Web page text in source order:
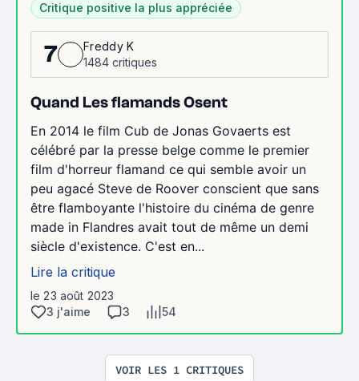
Critique positive la plus appréciée
7
Freddy K
1484 critiques
Quand Les flamands Osent
En 2014 le film Cub de Jonas Govaerts est
célébré par la presse belge comme le premier
film d'horreur flamand ce qui semble avoir un
peu agacé Steve de Roover conscient que sans
être flamboyante l'histoire du cinéma de genre
made in Flandres avait tout de même un demi
siècle d'existence. C'est en...
Lire la critique
le 23 août 2023
3 j'aime
3 54
VOIR LES 1 CRITIQUES